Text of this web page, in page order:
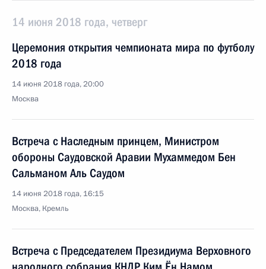
14 июня 2018 года, четверг
Церемония открытия чемпионата мира по футболу
2018 года
14 июня 2018 года, 20:00
Москва
Встреча с Наследным принцем, Министром
обороны Саудовской Аравии Мухаммедом Бен
Сальманом Аль Саудом
14 июня 2018 года, 16:15
Москва, Кремль
Встреча с Председателем Президиума Верховного